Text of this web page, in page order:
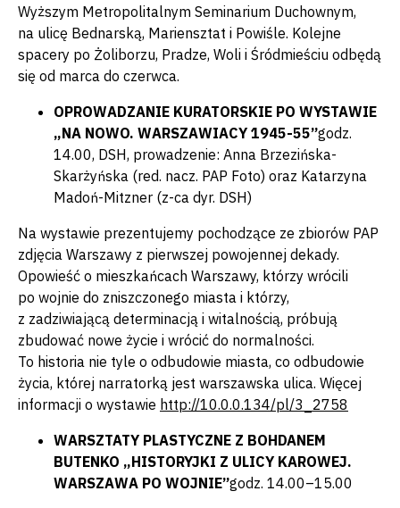
Wyższym Metropolitalnym Seminarium Duchownym,
na ulicę Bednarską, Mariensztat i Powiśle. Kolejne
spacery po Żoliborzu, Pradze, Woli i Śródmieściu odbędą
się od marca do czerwca.
OPROWADZANIE KURATORSKIE PO WYSTAWIE
„NA NOWO. WARSZAWIACY 1945-55”godz.
14.00, DSH, prowadzenie: Anna Brzezińska-
Skarżyńska (red. nacz. PAP Foto) oraz Katarzyna
Madoń-Mitzner (z-ca dyr. DSH)
Na wystawie prezentujemy pochodzące ze zbiorów PAP
zdjęcia Warszawy z pierwszej powojennej dekady.
Opowieść o mieszkańcach Warszawy, którzy wrócili
po wojnie do zniszczonego miasta i którzy,
z zadziwiającą determinacją i witalnością, próbują
zbudować nowe życie i wrócić do normalności.
To historia nie tyle o odbudowie miasta, co odbudowie
życia, której narratorką jest warszawska ulica. Więcej
informacji o wystawie http://10.0.0.134/pl/3_2758
WARSZTATY PLASTYCZNE Z BOHDANEM
BUTENKO „HISTORYJKI Z ULICY KAROWEJ.
WARSZAWA PO WOJNIE”godz. 14.00–15.00